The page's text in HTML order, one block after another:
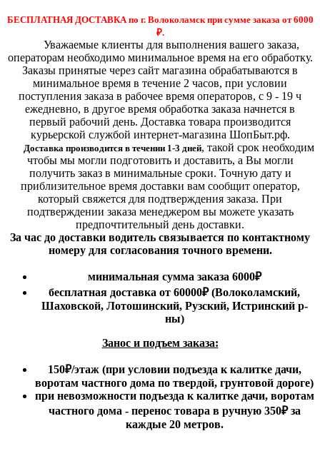
БЕСПЛАТНАЯ ДОСТАВКА по г. Волоколамск при сумме заказа от 6000
₽.
Уважаемые клиенты для выполнения вашего заказа,
операторам необходимо минимальное время на его обработку.
Заказы принятые через сайт магазина обрабатываются в
минимальное время в течение 2 часов, при условии
поступления заказа в рабочее время операторов, с 9 - 19 ч
ежедневно, в другое время обработка заказа начнется в
первый рабочий день. Доставка товара производится
курьерской службой интернет-магазина ШопБыт.рф.
Доставка производится в течении 1-3 дней, такой срок необходим
чтобы мы могли подготовить и доставить, а Вы могли
получить заказ в минимальные сроки. Точную дату и
приблизительное время доставки вам сообщит оператор,
который свяжется для подтверждения заказа. При
подтверждении заказа менеджером вы можете указать
предпочтительный день доставки.
За час до доставки водитель связывается по контактному
номеру для согласования точного времени.
минимальная сумма заказа 6000₽
бесплатная доставка от 60000₽ (Волоколамский,
Шаховской, Лотошинский, Рузский, Истринский р-
ны)
Занос и подъем заказа:
150₽/этаж(при условии подъезда к калитке дачи,
воротам частного дома по твердой, грунтовой дороге)
при невозможности подъезда к калитке дачи, воротам
частного дома - перенос товара в ручную 350₽ за
каждые 20 метров.